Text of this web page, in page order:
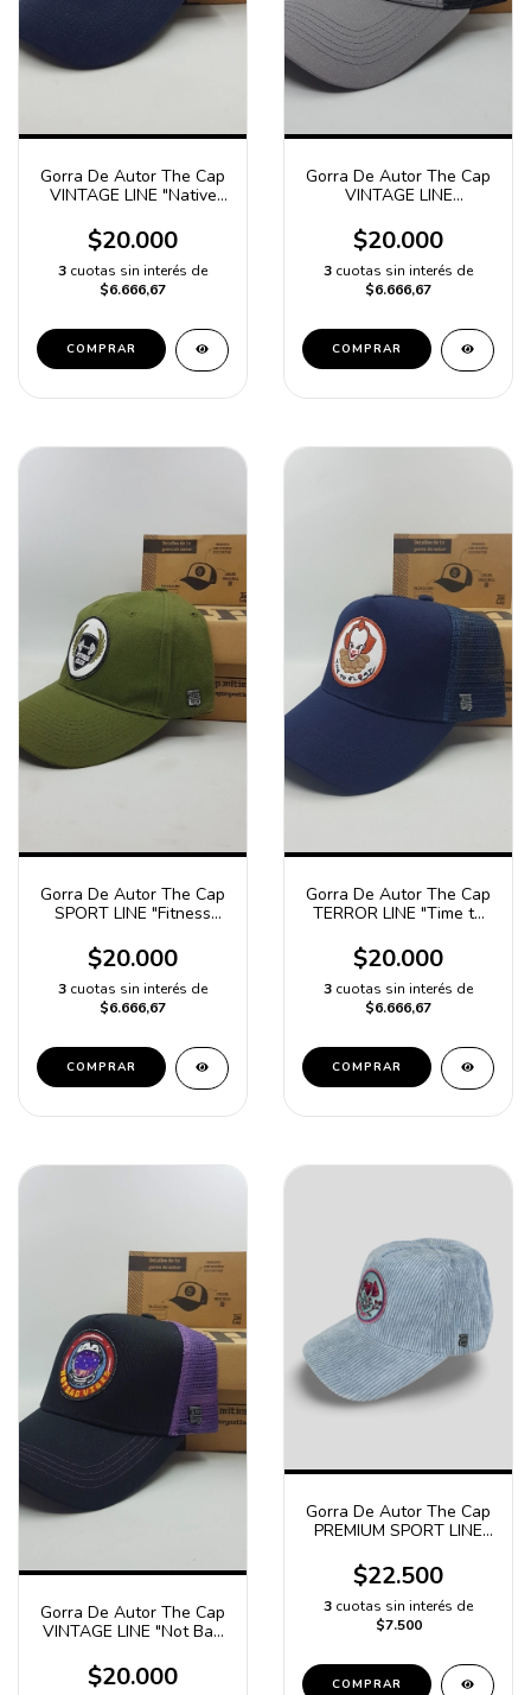
Gorra De Autor The Cap
VINTAGE LINE "Native
Gabardina
$20.000
3 cuotas sin interés de
$6.666,67
COMPRAR
Gorra De Autor The Cap
VINTAGE LINE
$20.000
3 cuotas sin interés de
$6.666,67
COMPRAR
Gorra De Autor The Cap
SPORT LINE "Fitness
$20.000
3 cuotas sin interés de
$6.666,67
COMPRAR
Gorra De Autor The Cap
TERROR LINE "Time to
$20.000
3 cuotas sin interés de
$6.666,67
COMPRAR
Gorra De Autor The Cap
VINTAGE LINE "Not Bad
$20.000
Gorra De Autor The Cap
PREMIUM SPORT LINE
$22.500
3 cuotas sin interés de
$7.500
COMPRAR